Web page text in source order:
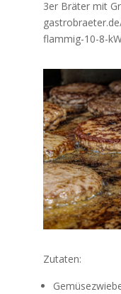
3er Bräter mit
flammig-10-8-
Zutaten: